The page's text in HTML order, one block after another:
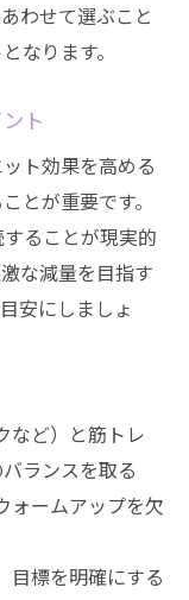
わせて選ぶこと
なります。
ト
ト効果を高める
とが重要です。
ることが現実的
な減量を目指す
安にしましょ
など）と筋トレ
ランスを取る
ォームアップを欠
目標を明確にする